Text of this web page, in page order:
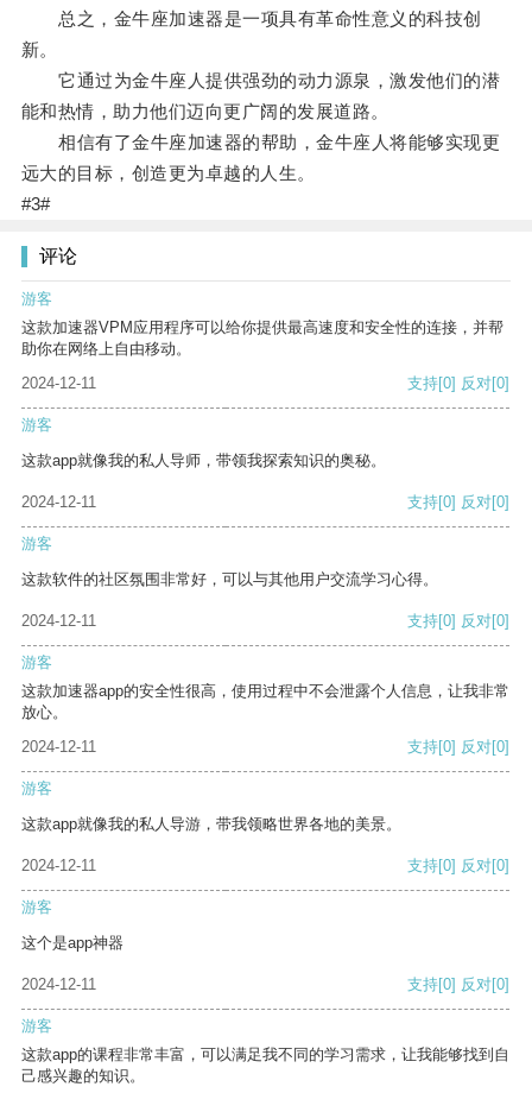
总之，金牛座加速器是一项具有革命性意义的科技创
新。
它通过为金牛座人提供强劲的动力源泉，激发他们的潜
能和热情，助力他们迈向更广阔的发展道路。
相信有了金牛座加速器的帮助，金牛座人将能够实现更
远大的目标，创造更为卓越的人生。
#3#
评论
游客
这款加速器VPM应用程序可以给你提供最高速度和安全性的连接，并帮
助你在网络上自由移动。
2024-12-11
支持[0] 反对[0]
游客
这款app就像我的私人导师，带领我探索知识的奥秘。
2024-12-11 支持[0] 反对[0]
游客
这款软件的社区氛围非常好，可以与其他用户交流学习心得。
2024-12-11 支持[0] 反对[0]
游客
这款加速器app的安全性很高，使用过程中不会泄露个人信息，让我非常
放心。
2024-12-11
支持[0] 反对[0]
游客
这款app就像我的私人导游，带我领略世界各地的美景。
2024-12-11 支持[0] 反对[0]
游客
这个是app神器
2024-12-11 支持[0] 反对[0]
游客
这款app的课程非常丰富，可以满足我不同的学习需求，让我能够找到自
己感兴趣的知识。